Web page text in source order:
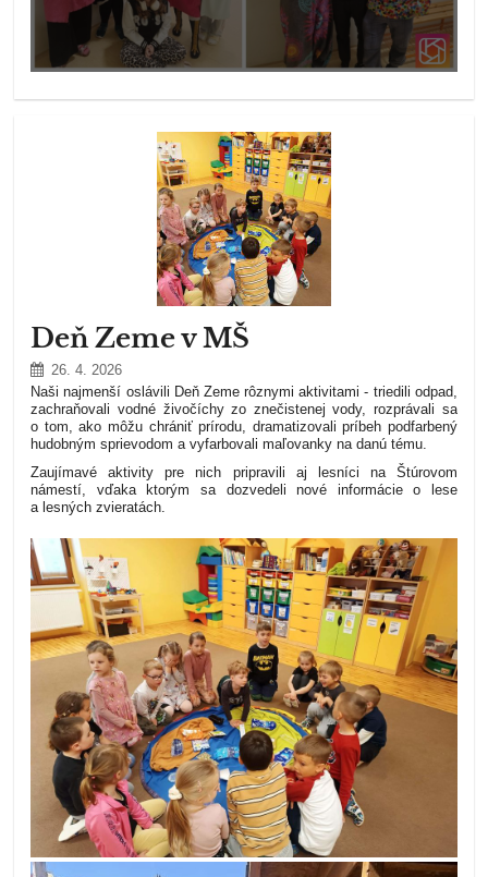
Deň Zeme v MŠ
26. 4. 2026
Naši najmenší oslávili Deň Zeme rôznymi aktivitami - triedili odpad,
zachraňovali vodné živočíchy zo znečistenej vody, rozprávali sa
o tom, ako môžu chrániť prírodu, dramatizovali príbeh podfarbený
hudobným sprievodom a vyfarbovali maľovanky na danú tému.
Zaujímavé aktivity pre nich pripravili aj lesníci na Štúrovom
námestí, vďaka ktorým sa dozvedeli nové informácie o lese
a lesných zvieratách.